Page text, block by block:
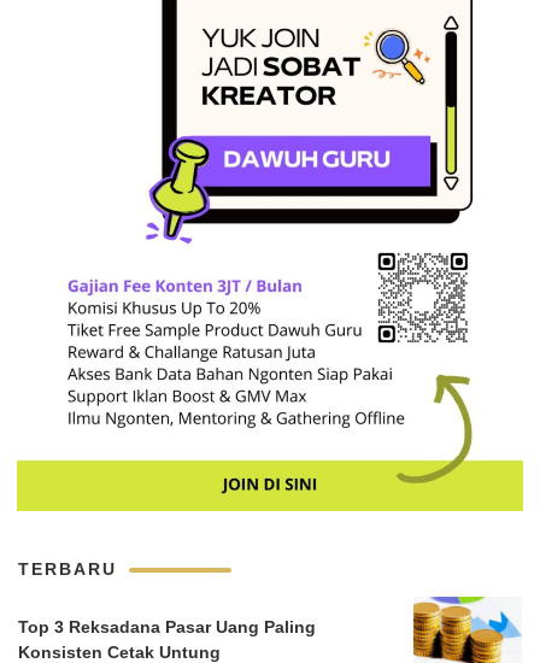
TERBARU
Top 3 Reksadana Pasar Uang Paling
Konsisten Cetak Untung